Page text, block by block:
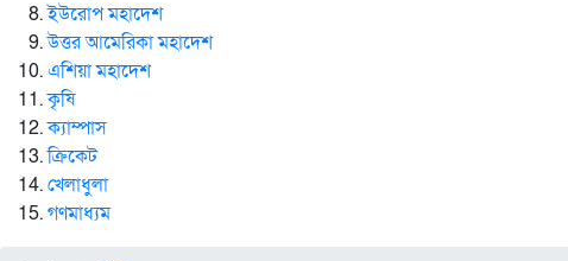
ইউরোপ মহাদেশ
উত্তর আমেরিকা মহাদেশ
এশিয়া মহাদেশ
কৃষি
ক্যাম্পাস
ক্রিকেট
খেলাধুলা
গণমাধ্যম